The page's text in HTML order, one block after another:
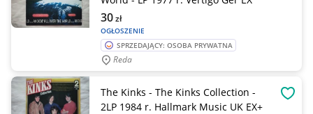
OGŁOSZENIE
30zł
SPRZEDAJĄCY: OSOBA PRYWATNA
Reda
The Kinks - The Kinks Collection -
2LP 1984 r. Hallmark Music UK EX+